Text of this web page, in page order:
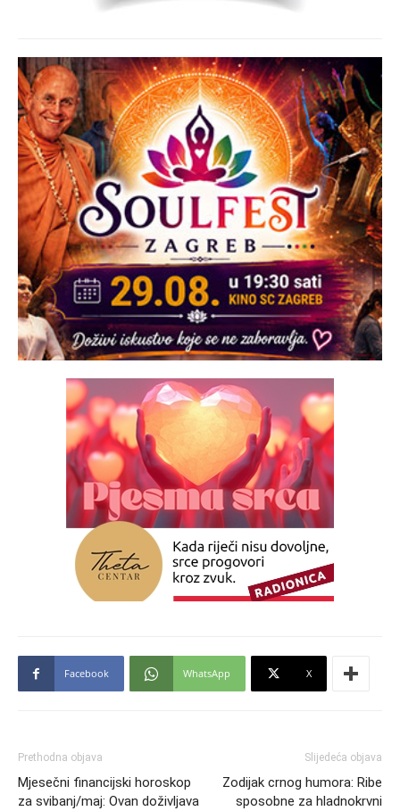
Facebook WhatsApp X
Prethodna objava
Mjesečni financijski horoskop
za svibanj/maj: Ovan doživljava
Slijedeća objava
Zodijak crnog humora: Ribe
sposobne za hladnokrvni